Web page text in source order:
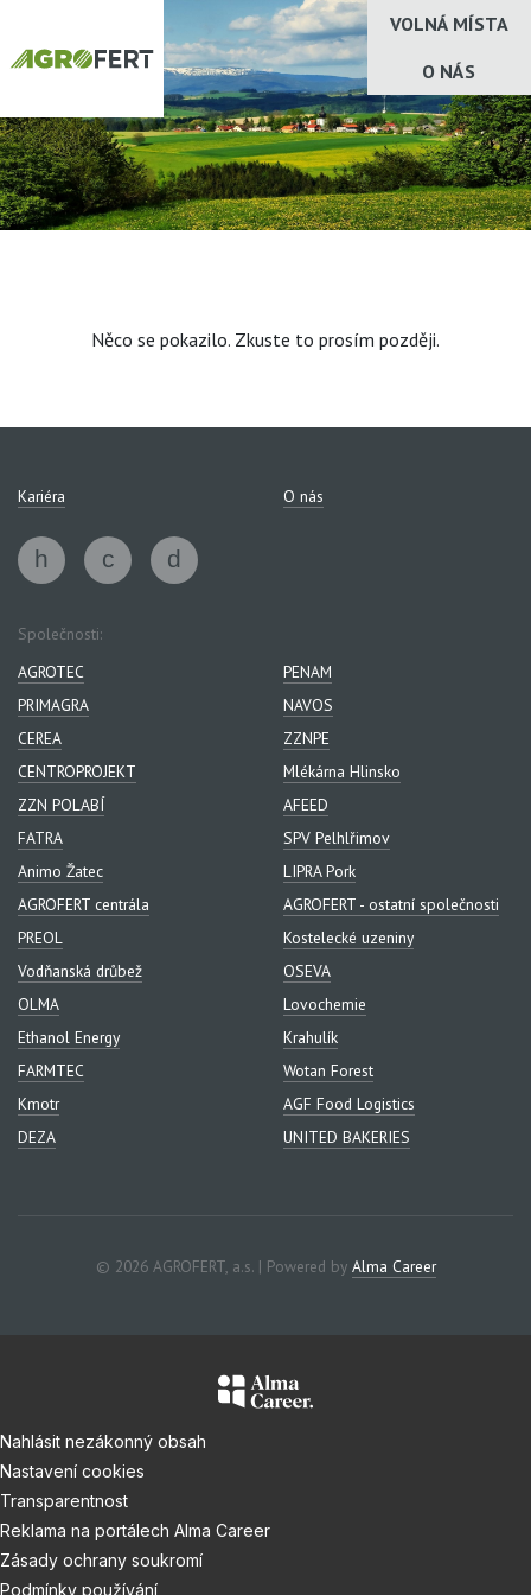
VOLNÁ MÍSTA
O NÁS
Něco se pokazilo. Zkuste to prosím později.
Kariéra O nás
Společnosti:
AGROTEC
PENAM
PRIMAGRA
NAVOS
CEREA
ZZNPE
CENTROPROJEKT
Mlékárna Hlinsko
ZZN POLABÍ
AFEED
FATRA
SPV Pelhlřimov
Animo Žatec
LIPRA Pork
AGROFERT centrála
AGROFERT - ostatní společnosti
PREOL
Kostelecké uzeniny
Vodňanská drůbež
OSEVA
OLMA
Lovochemie
Ethanol Energy
Krahulík
FARMTEC
Wotan Forest
Kmotr
AGF Food Logistics
DEZA
UNITED BAKERIES
© 2026 AGROFERT, a.s. | Powered by Alma Career
Nahlásit nezákonný obsah
Nastavení cookies
Transparentnost
Reklama na portálech Alma Career
Zásady ochrany soukromí
Podmínky používání